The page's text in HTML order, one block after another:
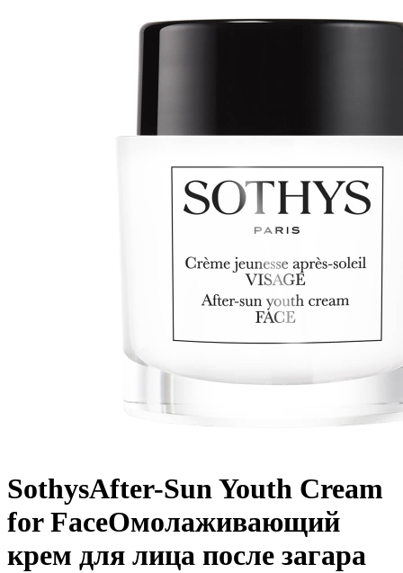
SothysAfter-Sun Youth Cream
for FaceОмолаживающий
крем для лица после загара